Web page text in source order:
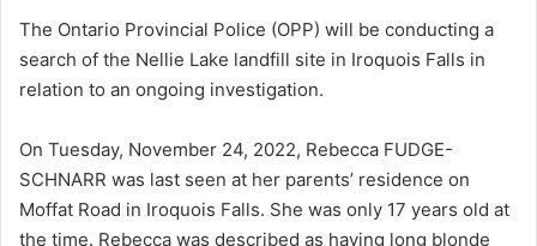
The Ontario Provincial Police (OPP) will be conducting a
search of the Nellie Lake landfill site in Iroquois Falls in
relation to an ongoing investigation.
On Tuesday, November 24, 2022, Rebecca FUDGE-
SCHNARR was last seen at her parents’ residence on
Moffat Road in Iroquois Falls. She was only 17 years old at
the time. Rebecca was described as having long blonde